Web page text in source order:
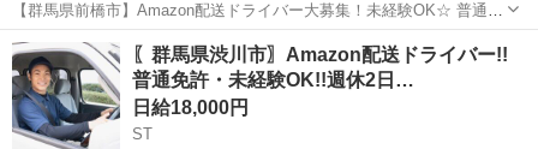
【群馬県前橋市】Amazon配送ドライバー大募集！未経験OK☆ 普通免
許があれば、年齢・性別・学歴・職歴不問！「稼ぎたい」を応援しま
す♪週休2日制でプライベートも充実！希望月収や稼働日時など、面談
でしっかりお話しましょう！...
群馬 前橋市 ドライバー Amazon
〖群馬県渋川市〗Amazon配送ドライバー!!
普通免許・未経験OK!!週休2日…
日給18,000円
ST